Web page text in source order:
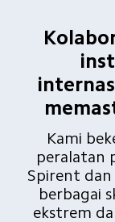
Kami
peralatan
Spirent
berbagai
ekstrem